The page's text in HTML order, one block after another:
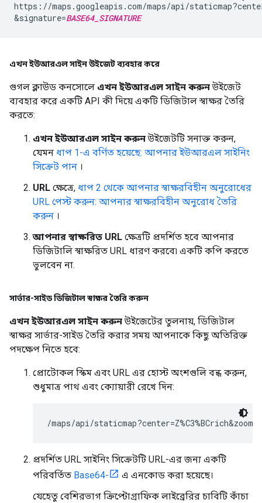
https://maps.googleapis.com/maps/api/
&signature=BASE64_SIGNATURE
এখন ইউআরএল সাইন উইজেট ব্যবহার করে
গুগল ক্লাউড কনসোলে এখন ইউআরএল সাইন করুনউইজেট
ব্যবহার করে একটি API কী দিয়ে একটি ডিজিটাল স্বাক্ষর তৈরি
করতে:
এখন ইউআরএল সাইন করুনউইজেটটি সনাক্ত করুন,
যেমন ধাপ 1-এ বর্ণিত হয়েছে: আপনার ইউআরএল সাইনিং
সিক্রেট পান ।
URL ক্ষেত্রে, ধাপ 2 থেকে আপনার স্বাক্ষরবিহীন অনুরোধের
URL পেস্ট করুন: আপনার স্বাক্ষরবিহীন অনুরোধ তৈরি
করুন ।
আপনার স্বাক্ষরিত URL ক্ষেত্রটি প্রদর্শিত হবে আপনার
ডিজিটালি স্বাক্ষরিত URL ধারণ করবে৷ একটি কপি করতে
ভুলবেন না.
সার্ভার-সাইড ডিজিটাল স্বাক্ষর তৈরি করুন
এখন ইউআরএল সাইন করুনউইজেটের তুলনায়, ডিজিটাল
স্বাক্ষর সার্ভার-সাইড তৈরি করার সময় আপনাকে কিছু অতিরিক্ত
পদক্ষেপ নিতে হবে:
প্রোটোকল স্কিম এবং URL এর হোস্ট অংশগুলি বন্ধ করুন,
শুধুমাত্র পাথ এবং ক্যোয়ারী রেখে দিন:
/maps/api/
প্রদর্শিত URL সাইনিং সিক্রেটটি URL-এর জন্য একটি
পরিবর্তিত Base64-
এ এনকোড করা হয়েছে।
যেহেতু বেশিরভাগ ক্রিপ্টোগ্রাফিক লাইব্রেরির চাবিটি কাঁচা